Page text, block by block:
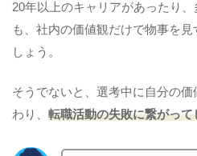
20年以上のキャリアがあったり
も、社内の価値観だけで物事を
しょう。
そうでないと、選考中に自分の
わり、 転職活動の失敗に繋がって